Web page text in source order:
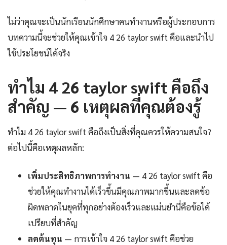
ไม่ว่าคุณจะเป็นนักเรียนนักศึกษาคนทำงานหรือผู้ประกอบการ
บทความนี้จะช่วยให้คุณเข้าใจ 4 26 taylor swift คือและนำไป
ใช้ประโยชน์ได้จริง
ทำไม 4 26 taylor swift คือถึง
สำคัญ — 6 เหตุผลที่คุณต้องรู้
ทำไม 4 26 taylor swift คือถึงเป็นสิ่งที่คุณควรให้ความสนใจ?
ต่อไปนี้คือเหตุผลหลัก:
เพิ่มประสิทธิภาพการทำงาน — 4 26 taylor swift คือ
ช่วยให้คุณทำงานได้เร็วขึ้นมีคุณภาพมากขึ้นและลดข้อ
ผิดพลาดในยุคที่ทุกอย่างต้องเร็วและแม่นยำนี่คือข้อได้
เปรียบที่สำคัญ
ลดต้นทุน — การเข้าใจ 4 26 taylor swift คือช่วย